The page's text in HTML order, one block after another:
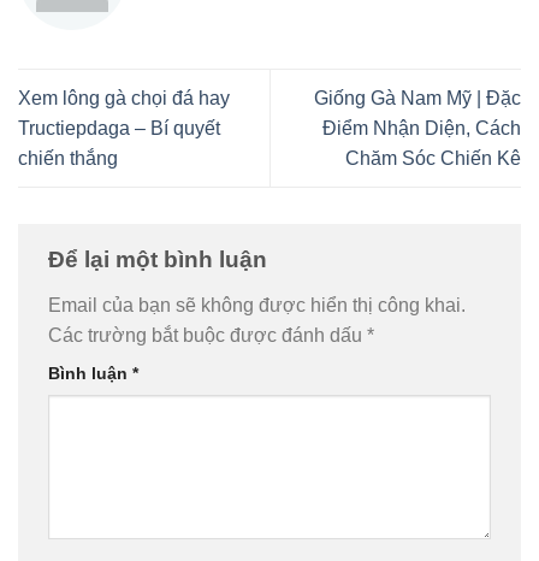
Xem lông gà chọi đá hay
Tructiepdaga – Bí quyết
chiến thắng
Giống Gà Nam Mỹ | Đặc
Điểm Nhận Diện, Cách
Chăm Sóc Chiến Kê
Để lại một bình luận
Email của bạn sẽ không được hiển thị công khai.
Các trường bắt buộc được đánh dấu *
Bình luận *